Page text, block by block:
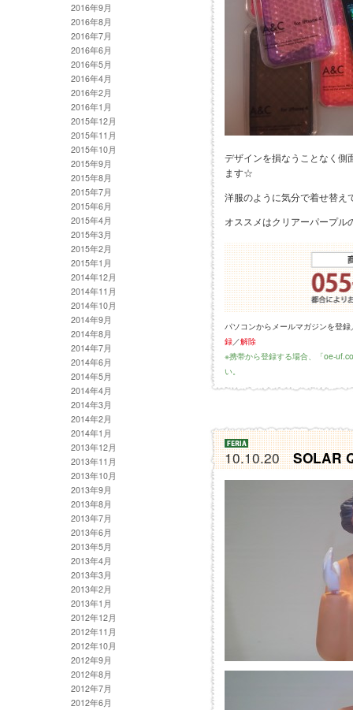
2016年9月
2016年8月
2016年7月
2016年6月
2016年5月
2016年4月
2016年2月
2016年1月
2015年12月
2015年11月
2015年10月
2015年9月
2015年8月
2015年7月
2015年6月
2015年4月
2015年3月
2015年2月
2015年1月
2014年12月
2014年11月
2014年10月
2014年9月
2014年8月
2014年7月
2014年6月
2014年5月
2014年4月
2014年3月
2014年2月
2014年1月
2013年12月
2013年11月
2013年10月
2013年9月
2013年8月
2013年7月
2013年6月
2013年5月
2013年4月
2013年3月
2013年2月
2013年1月
2012年12月
2012年11月
2012年10月
2012年9月
2012年8月
2012年7月
2012年6月
デザインを損なうことなく側
ます☆
洋服のように気分で着せ替え
オススメはクリアーパープル
パソコンからメールマガジンを登
録／解除
※携帯から登録する場合、「oe-
い。
10.10.20SOLAR